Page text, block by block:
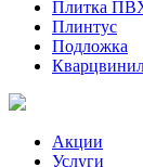
Плитка
Плинтус
Подложка
Акции
Услуги